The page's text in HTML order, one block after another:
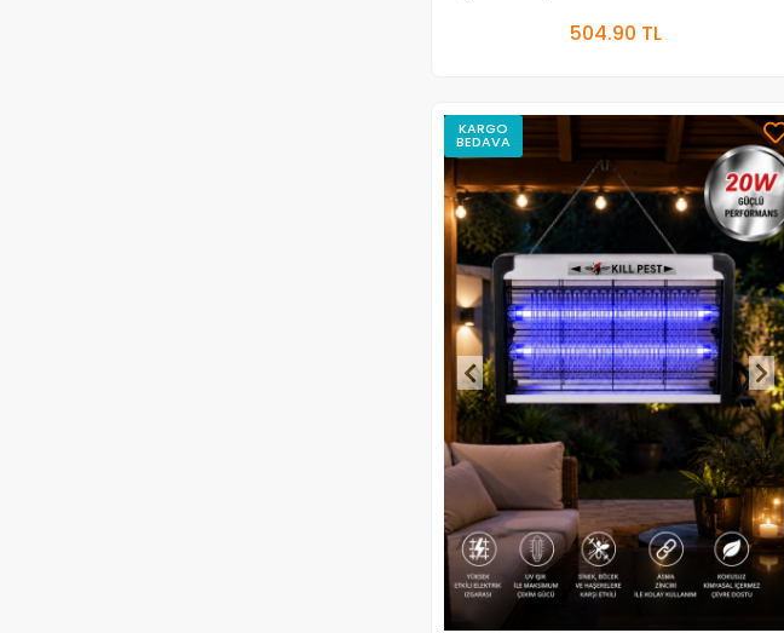
504.90 TL
KARGO
BEDAVA